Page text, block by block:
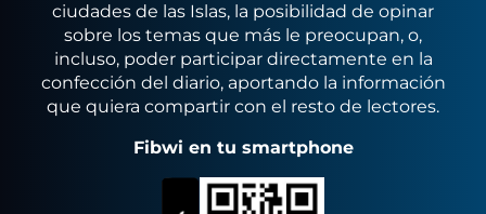
ciudades de las Islas, la posibilidad de opinar
sobre los temas que más le preocupan, o,
incluso, poder participar directamente en la
confección del diario, aportando la información
que quiera compartir con el resto de lectores.
Fibwi en tu smartphone